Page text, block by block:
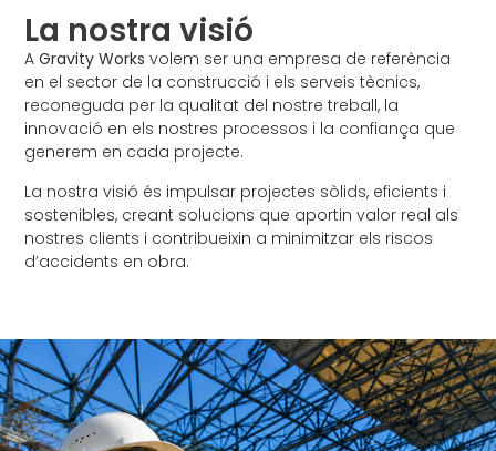
La nostra visió
AGravity Works volem ser una empresa de referència
en el sector de la construcció i els serveis tècnics,
reconeguda per la qualitat del nostre treball, la
innovació en els nostres processos i la confiança que
generem en cada projecte.
La nostra visió és impulsar projectes sòlids, eficients i
sostenibles, creant solucions que aportin valor real als
nostres clients i contribueixin a minimitzar els riscos
d’accidents en obra.